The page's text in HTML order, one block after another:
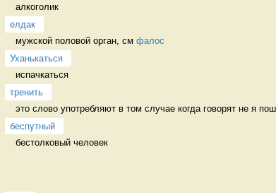
алкоголик
елдак
мужской половой орган, см фалос
Уханькаться
испачкаться
тренить
это слово употребляют в том случае когда говорят не я
беспутный
бестолковый человек